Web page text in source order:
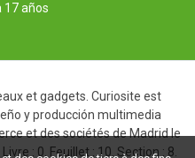
17 años
et gadgets. Curiosite est
y producción multimedia
et des sociétés de Madrid le
: 0. Feuillet : 10. Section : 8.